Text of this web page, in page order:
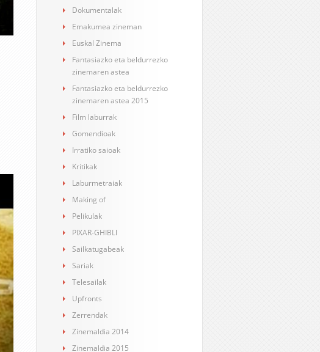
Dokumentalak
Emakumea zineman
Euskal Zinema
Fantasiazko eta beldurrezko
zinemaren astea
Fantasiazko eta beldurrezko
zinemaren astea 2015
Film laburrak
Gomendioak
Irratiko saioak
Kritikak
Laburmetraiak
Making of
Pelikulak
PIXAR-GHIBLI
Sailkatugabeak
Sariak
Telesailak
Upfronts
Zerrendak
Zinemaldia 2014
Zinemaldia 2015